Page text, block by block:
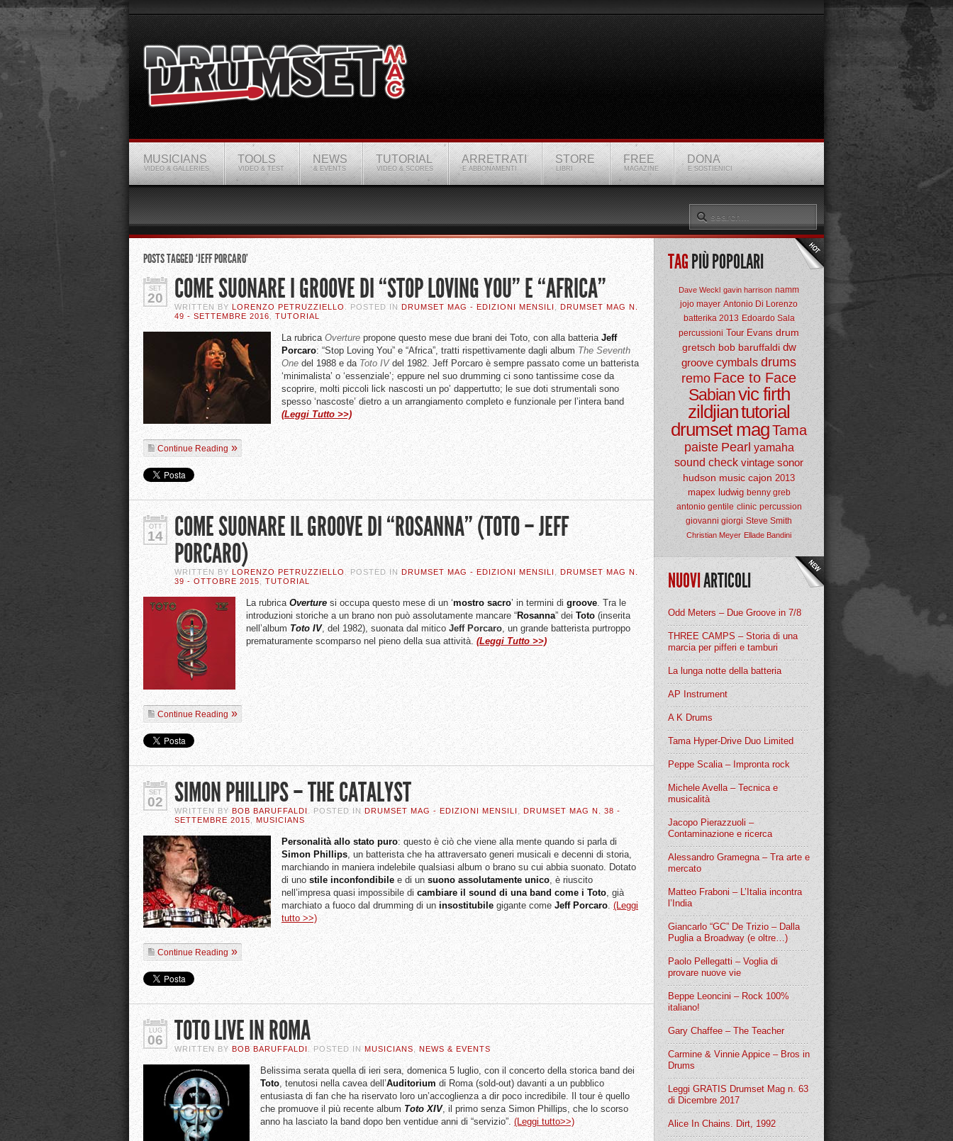
MUSICIANS
VIDEO & GALLERIES
TOOLS
VIDEO & TEST
NEWS
& EVENTS
TUTORIAL
VIDEO & SCORES
ARRETRATI
E ABBONAMENTI
STORE
LIBRI
FREE
MAGAZINE
DONA
E SOSTIENICI
POSTS TAGGED ‘JEFF PORCARO’
SET
20 COME SUONARE I GROOVE DI “STOP LOVING YOU” E “AFRICA”
WRITTEN BY LORENZO PETRUZZIELLO . POSTED IN DRUMSET MAG - EDIZIONI MENSILI ,DRUMSET MAG N.
49 - SETTEMBRE 2016 ,TUTORIAL
La rubrica Overturepropone questo mese due brani dei Toto, con alla batteria Jeff
Porcaro: “Stop Loving You” e “Africa”, tratti rispettivamente dagli albumThe Seventh
One del 1988 e daToto IV del 1982. Jeff Porcaro è sempre passato come un batterista
‘minimalista’ o ‘essenziale’; eppure nel suo drumming ci sono tantissime cose da
scoprire, molti piccoli lick nascosti un po’ dappertutto; le sue doti strumentali sono
spesso ‘nascoste’ dietro a un arrangiamento completo e funzionale per l’intera band
(Leggi Tutto >>)
Continue Reading
OTT
14
COME SUONARE IL GROOVE DI “ROSANNA” (TOTO – JEFF
PORCARO)
WRITTEN BYLORENZO PETRUZZIELLO. POSTED INDRUMSET MAG - EDIZIONI MENSILI , DRUMSET MAG N.
39 - OTTOBRE 2015, TUTORIAL
La rubrica Overture si occupa questo mese di un ‘mostro sacro’ in termini di groove. Tra le
introduzioni storiche a un brano non può assolutamente mancare “Rosanna” deiToto (inserita
nell’album Toto IV, del 1982), suonata dal mitico Jeff Porcaro, un grande batterista purtroppo
prematuramente scomparso nel pieno della sua attività. (Leggi Tutto >>)
Continue Reading
SET
02 SIMON PHILLIPS – THE CATALYST
WRITTEN BY BOB BARUFFALDI . POSTED INDRUMSET MAG - EDIZIONI MENSILI ,DRUMSET MAG N. 38 -
SETTEMBRE 2015,MUSICIANS
Personalità allo stato puro: questo è ciò che viene alla mente quando si parla di
Simon Phillips, un batterista che ha attraversato generi musicali e decenni di storia,
marchiando in maniera indelebile qualsiasi album o brano su cui abbia suonato. Dotato
di unostile inconfondibilee di unsuono assolutamente unico, è riuscito
nell’impresa quasi impossibile di cambiare il sound di una band come i Toto, già
marchiato a fuoco dal drumming di uninsostitubile gigante comeJeff Porcaro. (Leggi
tutto >>)
Continue Reading
LUG
06 TOTO LIVE IN ROMA
WRITTEN BY BOB BARUFFALDI. POSTED INMUSICIANS NEWS & EVENTS
Belissima serata quella di ieri sera, domenica 5 luglio, con il concerto della storica band dei
Toto, tenutosi nella cavea dell’Auditorium di Roma (sold-out) davanti a un pubblico
entusiasta di fan che ha riservato loro un’accoglienza a dir poco incredibile. Il tour è quello
che promuove il più recente albumToto XIV, il primo senza Simon Phillips, che lo scorso
anno ha lasciato la band dopo ben ventidue anni di “servizio”. (Leggi tutto>>)
TAGPIÙ POPOLARI
Dave Weckl gavin harrison namm
jojo mayer Antonio Di Lorenzo
batterika 2013 Edoardo Sala
percussioni Tour Evans drum
gretsch bob baruffaldi dw
groove cymbals drums
remo Face to Face
Sabianvic firth
zildjiantutorial
drumset magTama
paiste Pearl yamaha
sound check vintage sonor
hudson music cajon 2013
mapex ludwig benny greb
antonio gentile clinic percussion
giovanni giorgi Steve Smith
Christian Meyer Ellade Bandini
NUOVIARTICOLI
Odd Meters – Due Groove in 7/8
THREE CAMPS – Storia di una
marcia per pifferi e tamburi
La lunga notte della batteria
AP Instrument
A K Drums
Tama Hyper-Drive Duo Limited
Peppe Scalia – Impronta rock
Michele Avella – Tecnica e
musicalità
Jacopo Pierazzuoli –
Contaminazione e ricerca
Alessandro Gramegna – Tra arte e
mercato
Matteo Fraboni – L’Italia incontra
l’India
Giancarlo “GC” De Trizio – Dalla
Puglia a Broadway (e oltre…)
Paolo Pellegatti – Voglia di
provare nuove vie
Beppe Leoncini – Rock 100%
italiano!
Gary Chaffee – The Teacher
Carmine & Vinnie Appice – Bros in
Drums
Leggi GRATIS Drumset Mag n. 63
di Dicembre 2017
Alice In Chains. Dirt, 1992